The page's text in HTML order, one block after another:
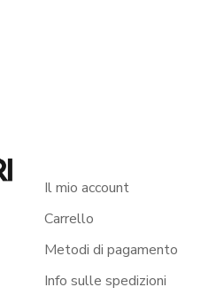
Il mio account
Carrello
Metodi di pagamento
Info sulle spedizioni